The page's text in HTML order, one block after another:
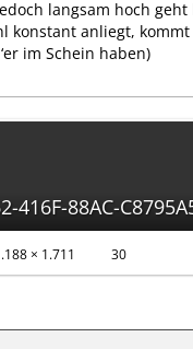
langsam hoch
konstant anliegt,
im Schein haben)
× 1.711 30